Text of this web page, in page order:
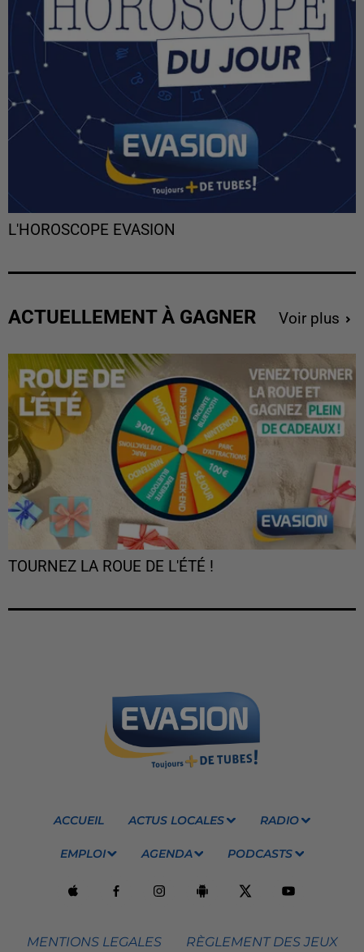
L'HOROSCOPE EVASION
ACTUELLEMENT À GAGNER Voir plus
TOURNEZ LA ROUE DE L'ÉTÉ !
ACCUEIL ACTUS LOCALES RADIO
EMPLOI AGENDA PODCASTS
MENTIONS LEGALES RÈGLEMENT DES JEUX